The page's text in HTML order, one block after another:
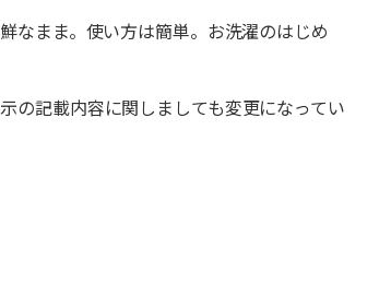
なまま。使い方は簡単。お洗濯のはじめ
の記載内容に関しましても変更になってい